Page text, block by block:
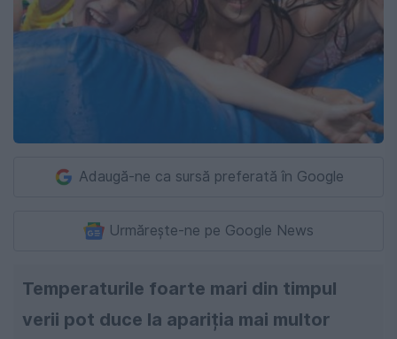
Adaugă-ne ca sursă preferată în Google
Urmărește-ne pe Google News
Temperaturile foarte mari din timpul
verii pot duce la apariția mai multor